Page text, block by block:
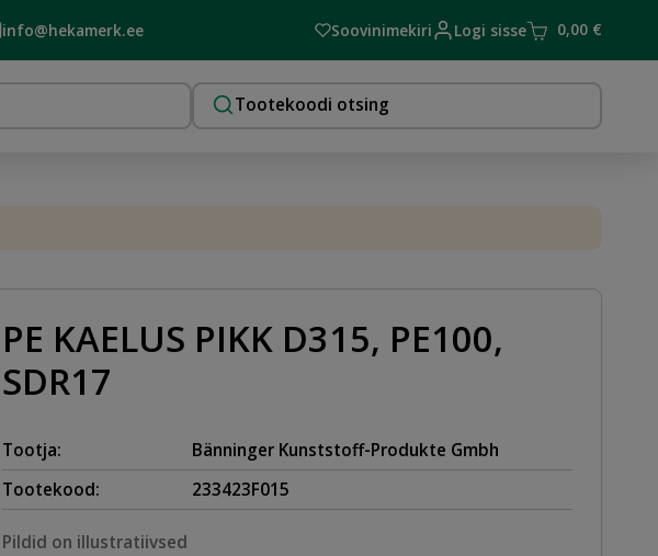
info@hekamerk.ee Soovinimekiri Logi sisse 0,00 €
PE KAELUS PIKK D315, PE100,
SDR17
Tootja:
Bänninger Kunststoff-Produkte Gmbh
Tootekood:
233423F015
Pildid on illustratiivsed